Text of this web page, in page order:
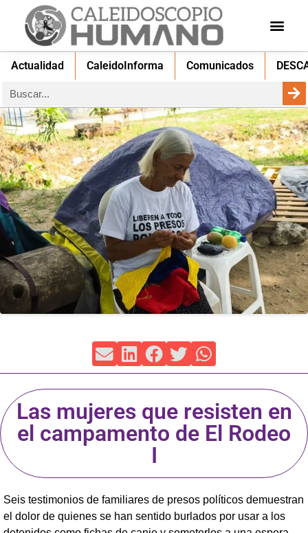
Actualidad CaleidoInforma Comunicados
Las mujeres que resisten en
el campamento de El Rodeo
I
Seis testimonios de familiares de presos políticos demuestran
el dolor de quienes se han sentido burlados por usar a los